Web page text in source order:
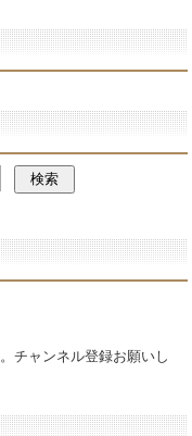
チャンネル登録お願いし